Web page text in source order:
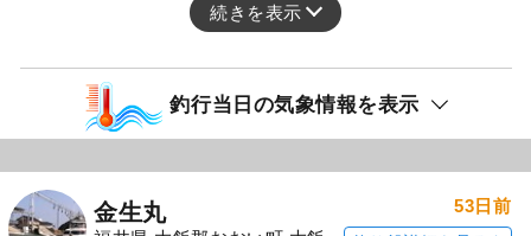
続きを表示
釣行当日の気象情報を表示
金生丸 53日前